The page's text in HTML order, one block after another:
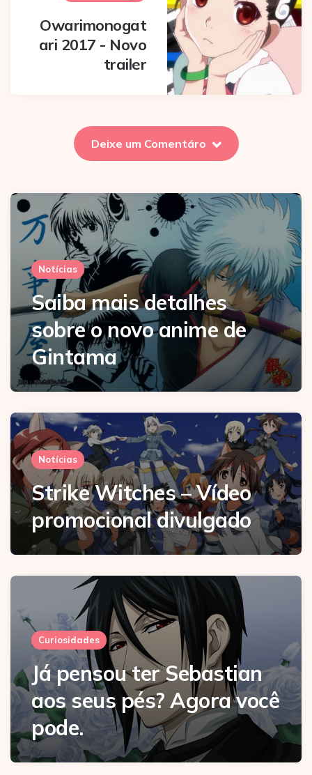
Owarimonogat
ari 2017 - Novo
trailer
Deixe um Comentáro
Notícias
Saiba mais detalhes
sobre o novo anime de
Gintama
Notícias
Strike Witches – Vídeo
promocional divulgado
Curiosidades
Já pensou ter Sebastian
aos seus pés? Agora você
pode.